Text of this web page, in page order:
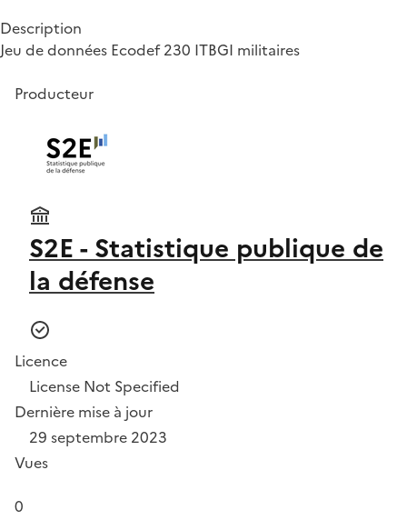
Description
Jeu de données Ecodef 230 ITBGI militaires
Producteur
S2E - Statistique publique de
la défense
Licence
License Not Specified
Dernière mise à jour
29 septembre 2023
Vues
0